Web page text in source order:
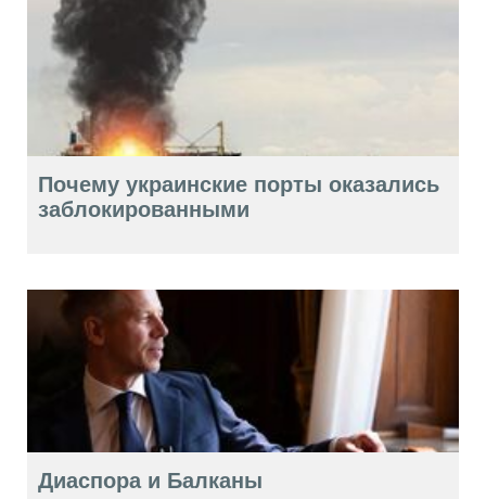
Почему украинские порты оказались
заблокированными
Диаспора и Балканы